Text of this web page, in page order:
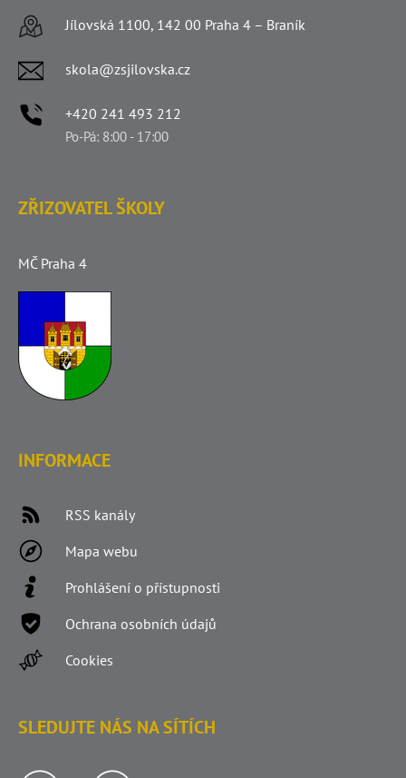
Jílovská 1100, 142 00 Praha 4 – Braník
skola@zsjilovska.cz
+420 241 493 212
Po-Pá: 8:00 - 17:00
ZŘIZOVATEL ŠKOLY
MČ Praha 4
INFORMACE
RSS kanály
Mapa webu
Prohlášení o přístupnosti
Ochrana osobních údajů
Cookies
SLEDUJTE NÁS NA SÍTÍCH